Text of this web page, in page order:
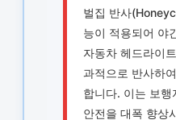
벌집 반사
능이 적용되어 야
자동차 헤드라이
과적으로 반사하
합니다. 이는 보
안전을 대폭 향상